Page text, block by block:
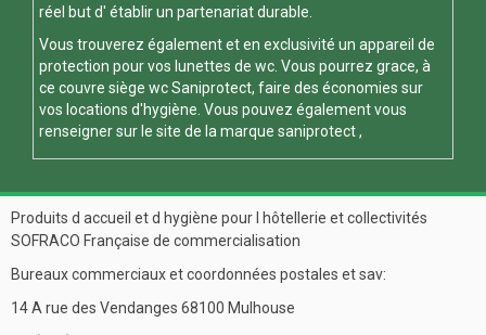
réel but d' établir un partenariat durable.
Vous trouverez également et en exclusivité un appareil de
protection pour vos lunettes de wc . Vous pourrez grace, à
ce couvre siège wcSaniprotect, faire des économies sur
vos locations d'hygiène. Vous pouvez également vous
renseigner sur le site de la marque saniprotect,
Produits d accueil et d hygiène pour l hôtellerie et collectivités
SOFRACO Française de commercialisation
Bureaux commerciaux et coordonnées postales et sav:
14 A rue des Vendanges 68100 Mulhouse